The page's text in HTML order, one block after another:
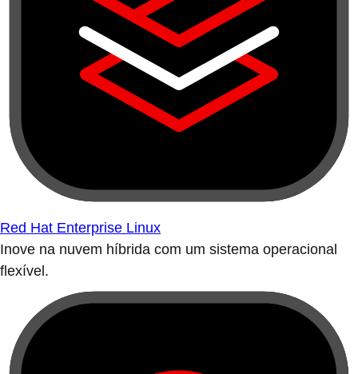
Red Hat Enterprise Linux
Inove na nuvem híbrida com um sistema operacional
flexível.